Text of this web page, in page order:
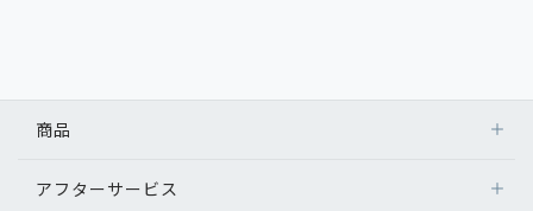
商品
アフターサービス